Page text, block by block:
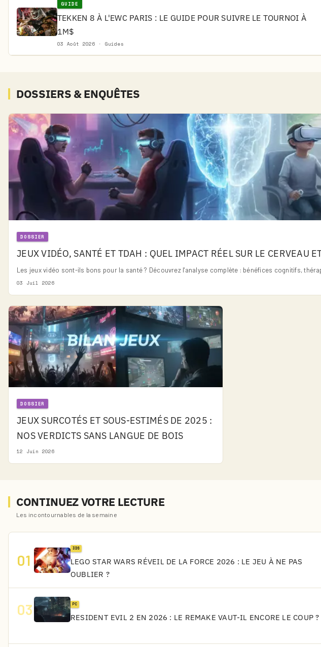
GUIDE
TEKKEN 8 À L'EWC PARIS : LE GUIDE POUR SUIVRE LE TOURNOI À
1M$
03 Août 2026 · Guides
DOSSIERS & ENQUÊTES
DOSSIER
JEUX VIDÉO, SANTÉ ET TDAH : QUEL IMPACT RÉEL SUR LE CERVEAU
Les jeux vidéo sont-ils bons pour la santé ? Découvrez l'analyse complète : bénéfices cognitifs,
03 Juil 2026
DOSSIER
JEUX SURCOTÉS ET SOUS-ESTIMÉS DE 2025 :
NOS VERDICTS SANS LANGUE DE BOIS
12 Juin 2026
CONTINUEZ VOTRE LECTURE
Les incontournables de la semaine
01
3DS
LEGO STAR WARS RÉVEIL DE LA FORCE 2026 : LE JEU À NE PAS
OUBLIER ?
03 PC
RESIDENT EVIL 2 EN 2026 : LE REMAKE VAUT-IL ENCORE LE COUP ?